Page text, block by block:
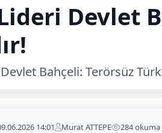
Devlet
Bahçeli: Terörsüz
14:01 Murat ATTEPE 284 okuma